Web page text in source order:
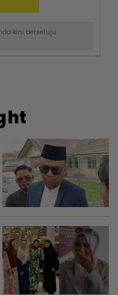
kini bersetuju